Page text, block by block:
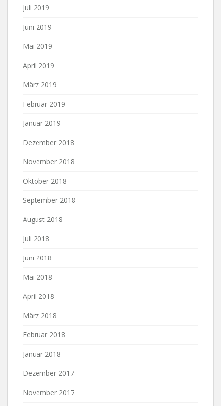
Juli 2019
Juni 2019
Mai 2019
April 2019
März 2019
Februar 2019
Januar 2019
Dezember 2018
November 2018
Oktober 2018
September 2018
August 2018
Juli 2018
Juni 2018
Mai 2018
April 2018
März 2018
Februar 2018
Januar 2018
Dezember 2017
November 2017